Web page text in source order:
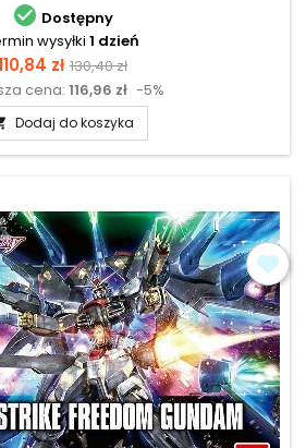
 Dostępny
wysyłki 1 dzień
zł Cena
podstawowa
130,40 zł
cena: 116,96 zł -5%
Dodaj do koszyka